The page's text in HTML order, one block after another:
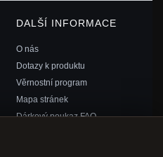
DALŠÍ INFORMACE
O nás
Dotazy k produktu
Věrnostní program
Mapa stránek
Dárkový poukaz FAQ